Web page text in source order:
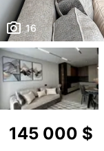
16
145 000 $